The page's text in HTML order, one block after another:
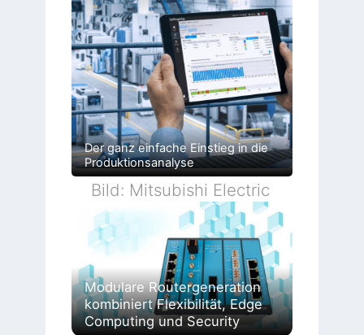
Der ganz einfache Einstieg in die
Produktionsanalyse
Bild: Mitsubishi Electric
Modulare Routergeneration
kombiniert Flexibilität, Edge
Computing und Security